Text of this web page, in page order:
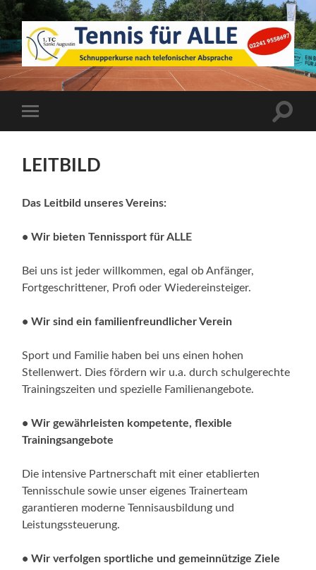
1.
TC
Sankt
Menü
LEITBILD
Das Leitbild unseres Vereins:
• Wir bieten Tennissport für ALLE
Bei uns ist jeder willkommen, egal ob Anfänger,
Fortgeschrittener, Profi oder Wiedereinsteiger.
• Wir sind ein familienfreundlicher Verein
Sport und Familie haben bei uns einen hohen
Stellenwert. Dies fördern wir u.a. durch schulgerechte
Trainingszeiten und spezielle Familienangebote.
• Wir gewährleisten kompetente, flexible
Trainingsangebote
Die intensive Partnerschaft mit einer etablierten
Tennisschule sowie unser eigenes Trainerteam
garantieren moderne Tennisausbildung und
Leistungssteuerung.
• Wir verfolgen sportliche und gemeinnützige Ziele